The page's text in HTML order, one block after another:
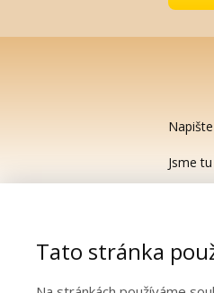
Jsme
Tato stránka